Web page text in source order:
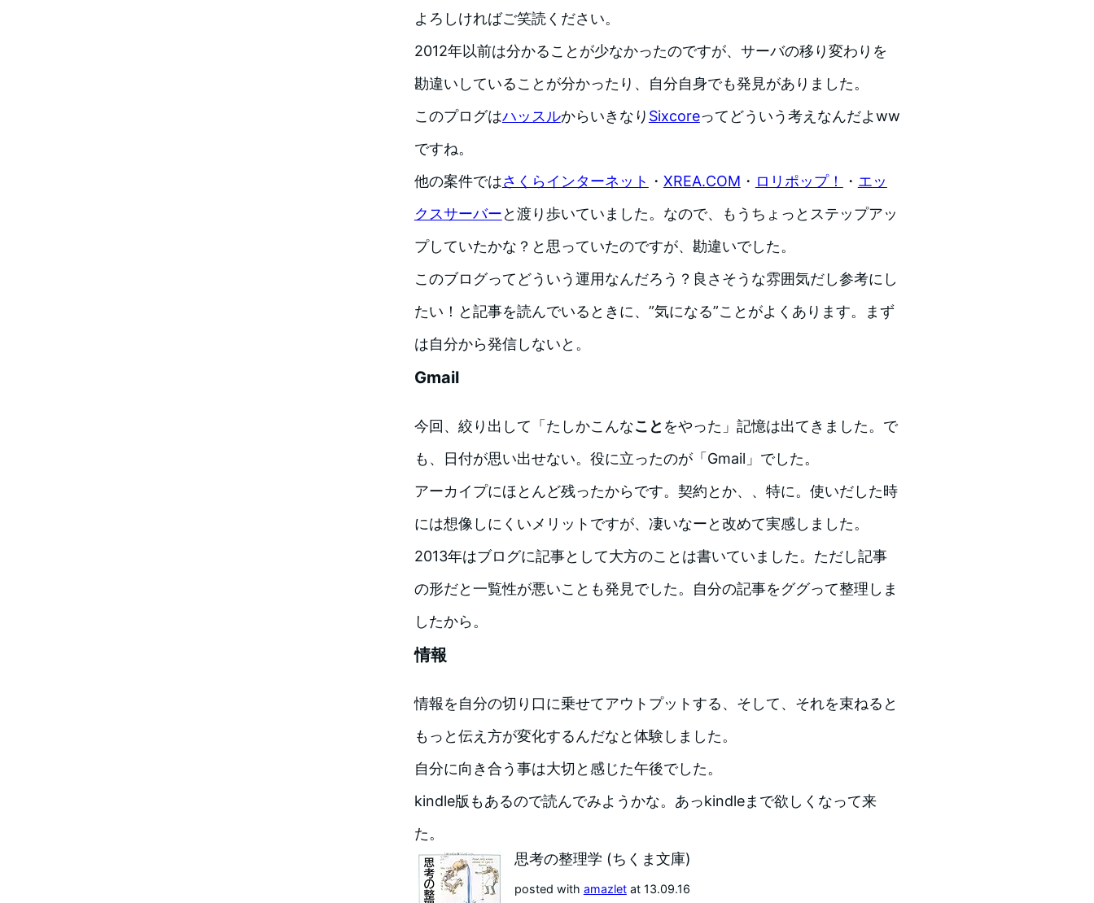
よろしければご笑読ください。
2012年以前は分かることが少なかったのですが、サーバの移り変わりを
勘違いしていることが分かったり、自分自身でも発見がありました。
このプログはハッスルからいきなり Sixcoreってどういう考えなんだよww
ですね。
他の案件ではさくらインターネット ・ XREA.COM ・ ロリポップ！ ・ エッ
クスサーバーと渡り歩いていました。なので、もうちょっとステップアッ
プしていたかな？と思っていたのですが、勘違いでした。
このブログってどういう運用なんだろう？良さそうな雰囲気だし参考にし
たい！と記事を読んでいるときに、”気になる”ことがよくあります。まず
は自分から発信しないと。
Gmail
今回、絞り出して「たしかこんなこと をやった」記憶は出てきました。で
も、日付が思い出せない。役に立ったのが「Gmail」でした。
アーカイプにほとんど残ったからです。契約とか、、特に。使いだした時
には想像しにくいメリットですが、凄いなーと改めて実感しました。
2013年はブログに記事として大方のことは書いていました。ただし記事
の形だと一覧性が悪いことも発見でした。自分の記事をググって整理しま
したから。
情報
情報を自分の切り口に乗せてアウトプットする、そして、それを束ねると
もっと伝え方が変化するんだなと体験しました。
自分に向き合う事は大切と感じた午後でした。
kindle版もあるので読んでみようかな。あっkindleまで欲しくなって来
た。
思考の整理学 (ちくま文庫)
posted with amazletat 13.09.16